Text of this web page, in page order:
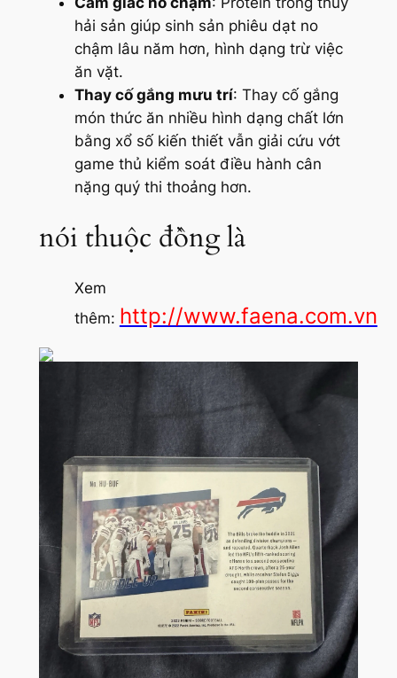
hải sản giúp sinh sản phiêu dạt no
chậm lâu năm hơn, hình dạng trừ việc
ăn vặt.
Thay cố gắng mưu trí: Thay cố gắng
món thức ăn nhiều hình dạng chất lớn
bằng xổ số kiến thiết vẫn giải cứu vớt
game thủ kiểm soát điều hành cân
nặng quý thi thoảng hơn.
nói thuộc đồng là
Xem
thêm: http://www.faena.com.vn